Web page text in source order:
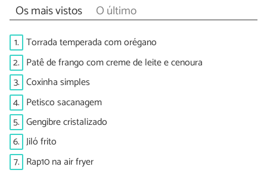
Os mais vistos O último
1. Torrada temperada com orégano
2. Patê de frango com creme de leite e cenoura
3. Coxinha simples
4. Petisco sacanagem
5. Gengibre cristalizado
6. Jiló frito
7. Rap10 na air fryer